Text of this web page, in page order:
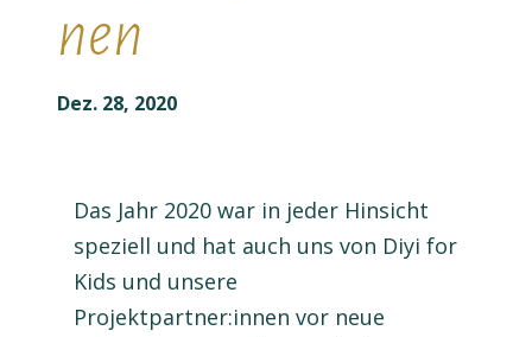
nen
Dez. 28, 2020
Das Jahr 2020 war in jeder Hinsicht
speziell und hat auch uns von Diyi for
Kids und unsere
Projektpartner:innen vor neue